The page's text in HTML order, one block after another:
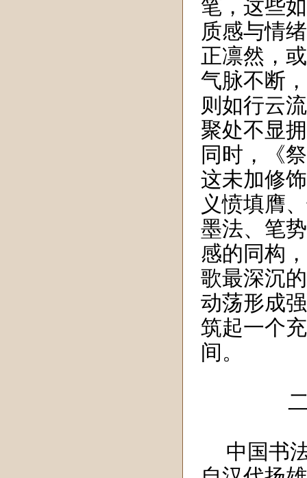
笔，这些
质感与情
正凛然，
气脉不断
则如行云
聚处不显
同时，《
这未加修
义愤填膺
墨法、笔
感的同构
歌最深沉
动荡形成
筑起一个
间。
中国书